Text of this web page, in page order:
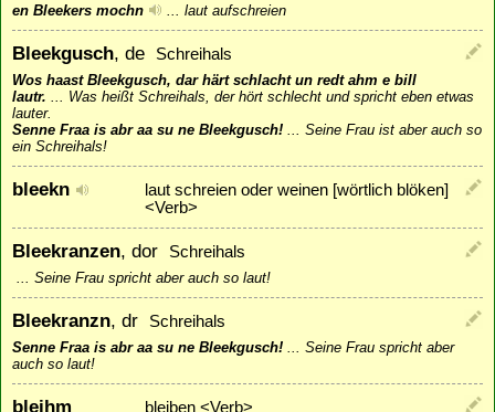
en Bleekers mochn laut aufschreien
Bleekgusch, de Schreihals
Wos haast Bleekgusch, dar härt schlacht un redt ahm e bill
lautr.
Was heißt Schreihals, der hört schlecht und spricht eben etwas
lauter.
Senne Fraa is abr aa su ne Bleekgusch!
Seine Frau ist aber auch so
ein Schreihals!
bleekn
laut schreien oder weinen [wörtlich blöken]
<Verb>
Bleekranzen, dor Schreihals
Seine Frau spricht aber auch so laut!
Bleekranzn, dr Schreihals
Senne Fraa is abr aa su ne Bleekgusch!
Seine Frau spricht aber
auch so laut!
bleihm bleiben <Verb>